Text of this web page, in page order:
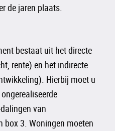
de jaren plaats.
bestaat uit het directe
rente) en het indirecte
Hierbij moet u
van
box 3. Woningen moeten